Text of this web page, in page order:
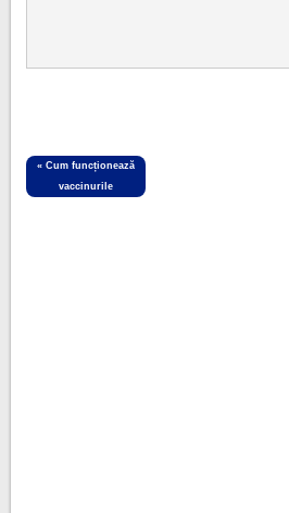
«Cum funcționează
vaccinurile